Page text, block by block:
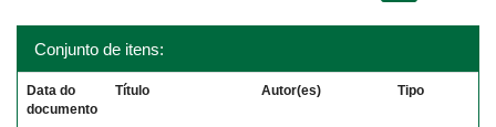
Conjunto de itens:
Data do
documento
Título Autor(es) Tipo